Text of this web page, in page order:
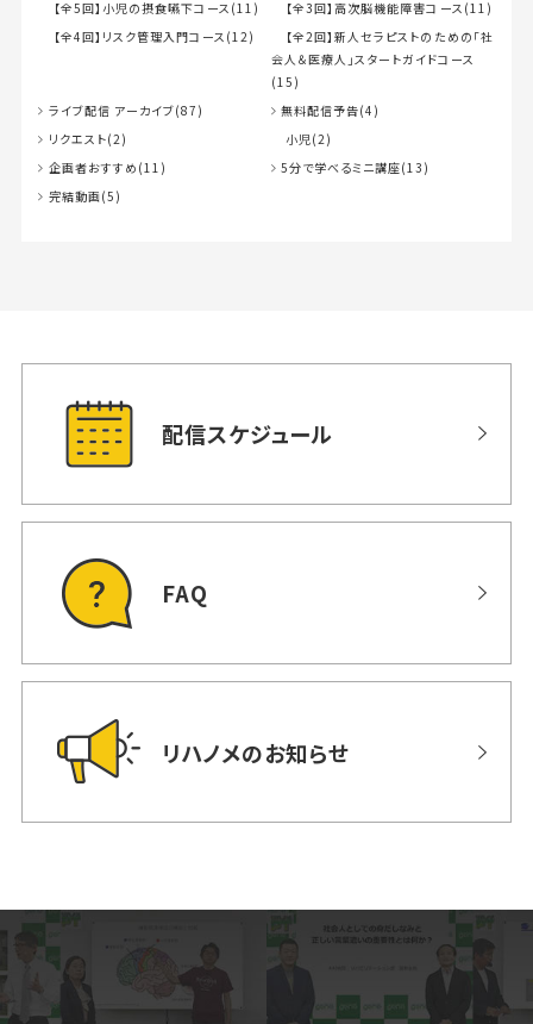
【全5回】小児の摂食嚥下コース(11)
【全3回】高次脳機能障害コース(11)
【全4回】リスク管理入門コース(12)
【全2回】新人セラピストのための「社
会人＆医療人」スタートガイドコース
(15)
ライブ配信 アーカイブ(87)
無料配信予告(4)
リクエスト(2)
小児(2)
企画者おすすめ(11)
5分で学べるミニ講座(13)
完結動画(5)
配信スケジュール
FAQ
リハノメのお知らせ